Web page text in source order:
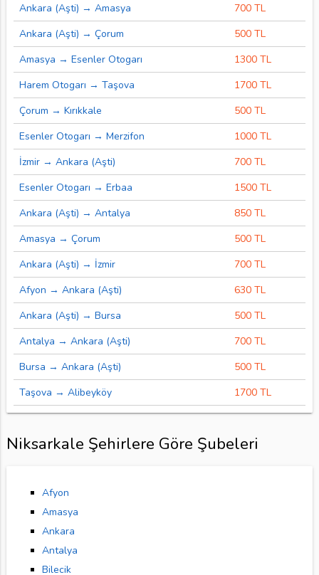
Ankara (Aşti) → Amasya
700 TL
Ankara (Aşti) → Çorum
500 TL
Amasya → Esenler Otogarı
1300 TL
Harem Otogarı → Taşova
1700 TL
Çorum → Kırıkkale
500 TL
Esenler Otogarı → Merzifon
1000 TL
İzmir → Ankara (Aşti)
700 TL
Esenler Otogarı → Erbaa
1500 TL
Ankara (Aşti) → Antalya
850 TL
Amasya → Çorum
500 TL
Ankara (Aşti) → İzmir
700 TL
Afyon → Ankara (Aşti)
630 TL
Ankara (Aşti) → Bursa
500 TL
Antalya → Ankara (Aşti)
700 TL
Bursa → Ankara (Aşti)
500 TL
Taşova → Alibeyköy
1700 TL
Niksarkale Şehirlere Göre Şubeleri
Afyon
Amasya
Ankara
Antalya
Bilecik